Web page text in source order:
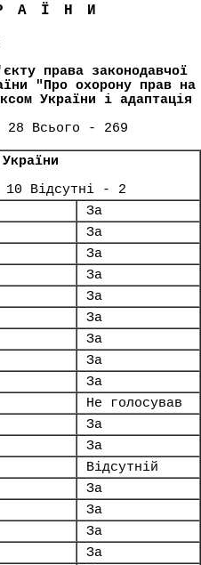
права законодавчої
"Про охорону прав на
України і адаптація
Всього - 269
Відсутні - 2
За
За
За
За
За
За
За
За
За
Не голосував
За
За
Відсутній
За
За
За
За